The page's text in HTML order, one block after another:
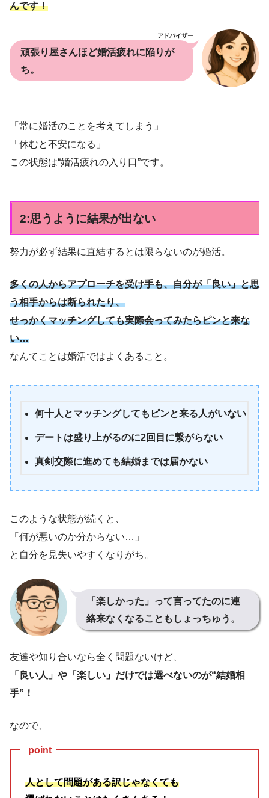
んです！
アドバイザー
頑張り屋さんほど婚活疲れに陥りが
ち。
「常に婚活のことを考えてしまう」
「休むと不安になる」
この状態は“婚活疲れの入り口”です。
2:思うように結果が出ない
努力が必ず結果に直結するとは限らないのが婚活。
多くの人からアプローチを受け手も、自分が「良い」と思
う相手からは断られたり、
せっかくマッチングしても実際会ってみたらピンと来な
い…
なんてことは婚活ではよくあること。
何十人とマッチングしてもピンと来る人がいない
デートは盛り上がるのに2回目に繋がらない
真剣交際に進めても結婚までは届かない
このような状態が続くと、
「何が悪いのか分からない…」
と自分を見失いやすくなりがち。
「楽しかった」って言ってたのに連
絡来なくなることもしょっちゅう。
友達や知り合いなら全く問題ないけど、
「良い人」や「楽しい」だけでは選べないのが“結婚相
手”！
なので、
point
人として問題がある訳じゃなくても